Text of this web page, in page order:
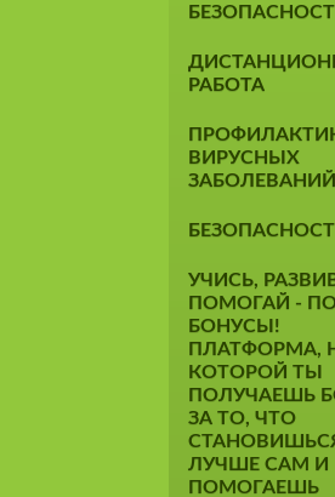
РАБОТА
ВИРУСНЫХ
ЗАБОЛЕВАНИЙ
УЧИСЬ,
ПОМОГАЙ -
БОНУСЫ!
ПЛАТФОРМА,
КОТОРОЙ ТЫ
ПОЛУЧАЕШЬ
ЗА ТО, ЧТО
ЛУЧШЕ САМ И
ПОМОГАЕШЬ